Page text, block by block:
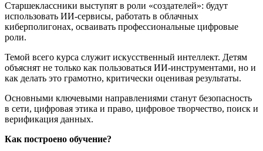
Старшеклассники выступят в роли «создателей»: будут
использовать ИИ-сервисы, работать в облачных
киберполигонах, осваивать профессиональные цифровые
роли.
Темой всего курса служит искусственный интеллект. Детям
объяснят не только как пользоваться ИИ-инструментами, но и
как делать это грамотно, критически оценивая результаты.
Основными ключевыми направлениями станут безопасность
в сети, цифровая этика и право, цифровое творчество, поиск и
верификация данных.
Как построено обучение?